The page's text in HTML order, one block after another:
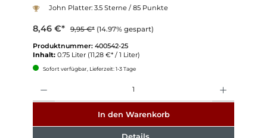
John Platter: 3.5 Sterne / 85 Punkte
8,46 €* 9,95 €* (14.97% gespart)
Produktnummer: 400542-25
Inhalt: 0.75 Liter (11,28 €* / 1 Liter)
Sofort verfügbar, Lieferzeit: 1-3 Tage
In den Warenkorb